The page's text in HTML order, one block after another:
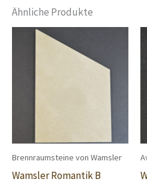
Ähnliche Produkte
Brennraumsteine von Wamsler
Wamsler Romantik B